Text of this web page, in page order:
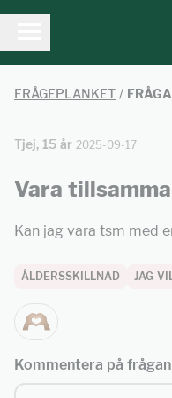
FRÅGEPLANKET / FRÅGA
Tjej, 15 år 2025-09-17
Vara
Kan jag vara tsm med
ÅLDERSSKILLNAD JAG
Kommentera på